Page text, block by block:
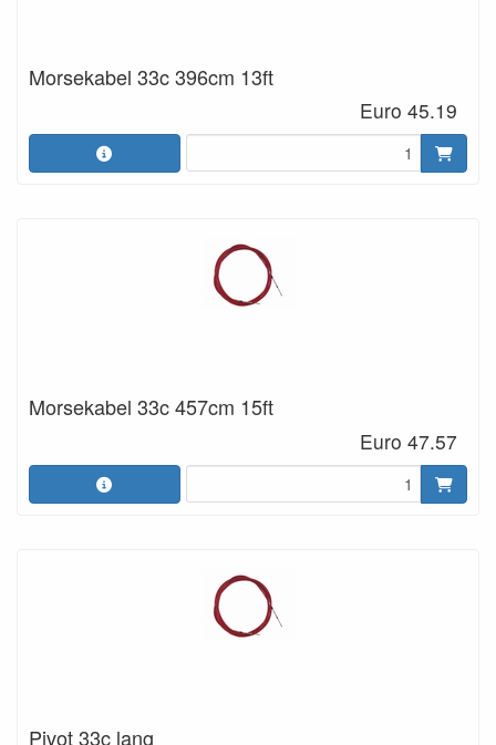
Morsekabel 33c 396cm 13ft
Euro 45.19
Morsekabel 33c 457cm 15ft
Euro 47.57
Pivot 33c lang